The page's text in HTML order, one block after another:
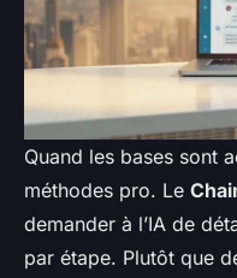
Quand les bases sont
méthodes pro. Le
demander à l’IA de
par étape. Plutôt que